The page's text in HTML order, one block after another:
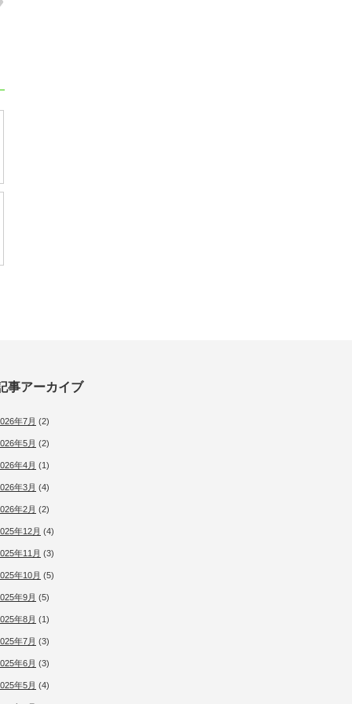
事アーカイブ
年7月 (2)
年5月 (2)
年4月 (1)
年3月 (4)
年2月 (2)
年12月 (4)
年11月 (3)
年10月 (5)
年9月 (5)
年8月 (1)
年7月 (3)
年6月 (3)
年5月 (4)